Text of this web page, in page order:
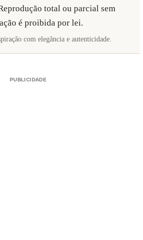
total ou parcial sem
é proibida por lei.
com elegância e autenticidade.
PUBLICIDADE